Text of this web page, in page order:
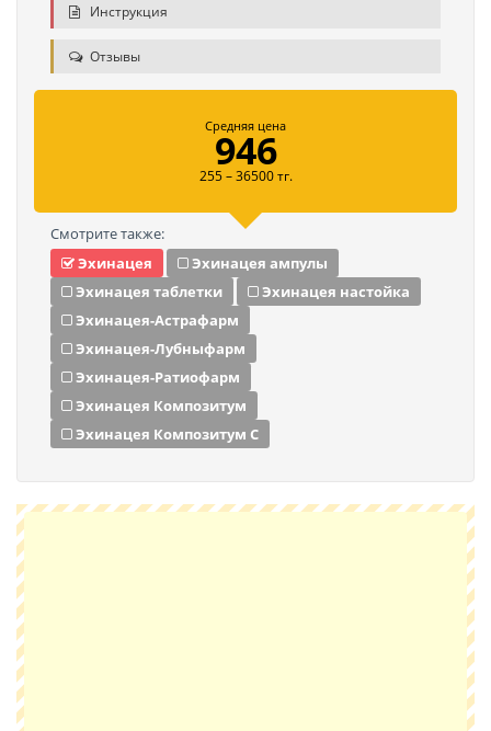
Инструкция
Отзывы
Средняя цена
946
255 – 36500 тг.
Смотрите также:
Эхинацея
Эхинацея ампулы
Эхинацея таблетки
Эхинацея настойка
Эхинацея-Астрафарм
Эхинацея-Лубныфарм
Эхинацея-Ратиофарм
Эхинацея Композитум
Эхинацея Композитум С